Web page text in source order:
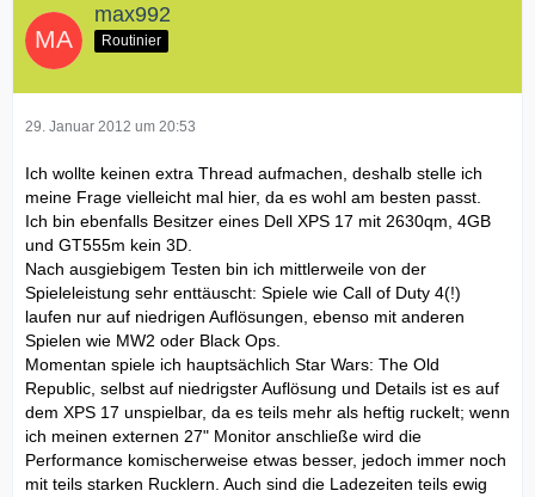
max992
Routinier
29. Januar 2012 um 20:53
Ich wollte keinen extra Thread aufmachen, deshalb stelle ich
meine Frage vielleicht mal hier, da es wohl am besten passt.
Ich bin ebenfalls Besitzer eines Dell XPS 17 mit 2630qm, 4GB
und GT555m kein 3D.
Nach ausgiebigem Testen bin ich mittlerweile von der
Spieleleistung sehr enttäuscht: Spiele wie Call of Duty 4(!)
laufen nur auf niedrigen Auflösungen, ebenso mit anderen
Spielen wie MW2 oder Black Ops.
Momentan spiele ich hauptsächlich Star Wars: The Old
Republic, selbst auf niedrigster Auflösung und Details ist es auf
dem XPS 17 unspielbar, da es teils mehr als heftig ruckelt; wenn
ich meinen externen 27" Monitor anschließe wird die
Performance komischerweise etwas besser, jedoch immer noch
mit teils starken Rucklern. Auch sind die Ladezeiten teils ewig